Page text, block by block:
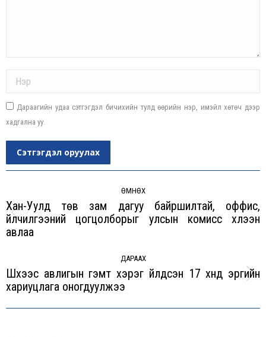
Дараагийн удаа сэтгэгдэл бичихийн тулд өөрийн нэр, имэйл хөтөч дээр
хадгална уу.
Сэтгэгдэл оруулах
ӨМНӨХ
Previous
Хан-Уулд төв зам дагуу байршилтай, оффис,
үйлчилгээний цогцолборыг улсын комисс хүлээн
авлаа
ДАРААХ
Next
Шүүхээс авлигын гэмт хэрэг үйлдсэн 17 хүнд эрүүгийн
хариуцлага оногдуулжээ